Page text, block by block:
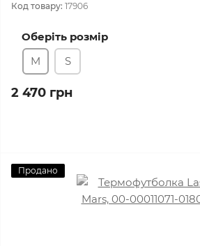
Код товару: 17906
Оберіть розмір
M
S
2 470 грн
Продано